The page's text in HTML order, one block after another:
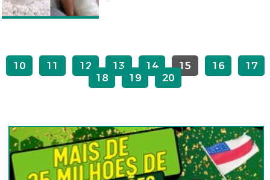
10 11 12 13 14 15 16
17
18
19 20